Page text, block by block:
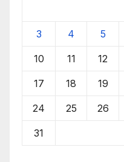
3 4 5
10 11 12
17 18 19
24 25 26
31